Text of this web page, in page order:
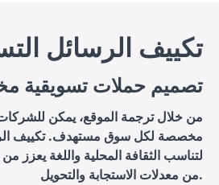
4. تكييف الرسائل
4.1 تصميم حملات
من خلال ترجمة الموقع، يمكن
مخصصة لكل سوق مستهدف. تكييف
لتناسب الثقافة المحلية واللغة يعزز
من معدلات الاستجابة والتحويل.